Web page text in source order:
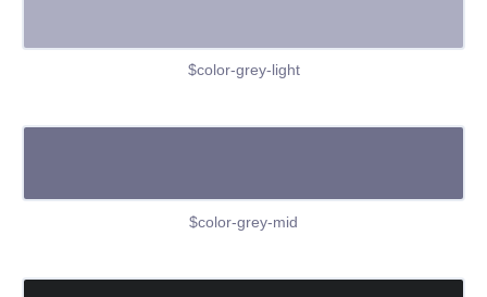
$color-grey-light
$color-grey-mid